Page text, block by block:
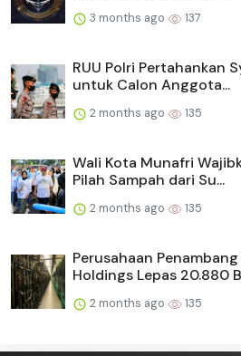
3 months ago 137
RUU Polri Pertahankan
untuk Calon Anggota...
2 months ago 135
Wali Kota Munafri
Pilah Sampah dari Su...
2 months ago 135
Perusahaan
Holdings Lepas 20.880
2 months ago 135